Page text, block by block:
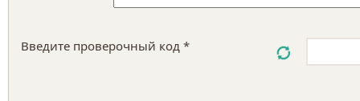
Введите проверочный код *